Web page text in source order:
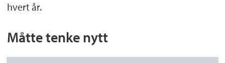
hvert år.
Måtte tenke nytt